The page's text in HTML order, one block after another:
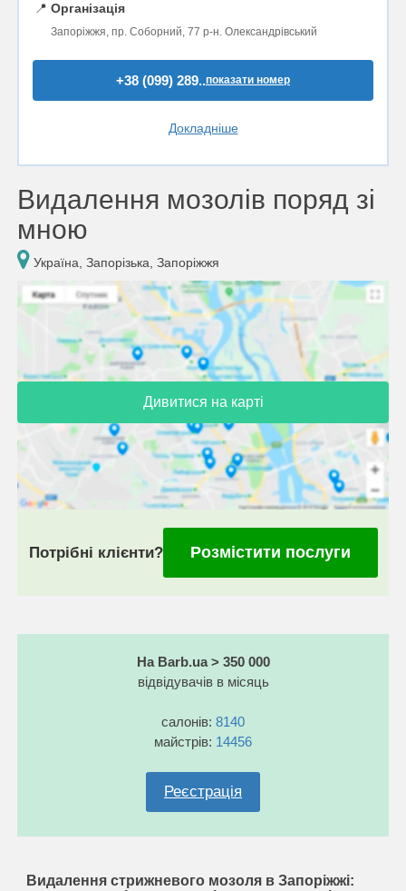
📍 Організація
Запоріжжя, пр. Соборний, 77 р-н. Олександрівський
+38 (099) 289..показати номер
Докладніше
Видалення мозолів поряд зі
мною
Україна, Запорізька, Запоріжжя
Дивитися на карті
Потрібні клієнти? Розмістити послуги
На Barb.ua > 350 000
відвідувачів в місяць
салонів: 8140
майстрів: 14456
Реєстрація
Видалення стрижневого мозоля в Запоріжжі: